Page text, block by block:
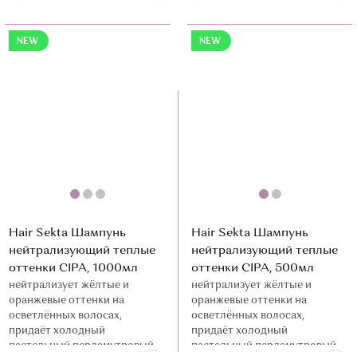
NEW
Hair Sekta Шампунь
нейтрализующий теплые
оттенки CIPA, 1000мл
нейтрализует жёлтые и
оранжевые оттенки на
осветлённых волосах,
придаёт холодный
пастельный перламутровый
NEW
Hair Sekta Шампунь
нейтрализующий теплые
оттенки CIPA, 500мл
нейтрализует жёлтые и
оранжевые оттенки на
осветлённых волосах,
придаёт холодный
пастельный перламутровый